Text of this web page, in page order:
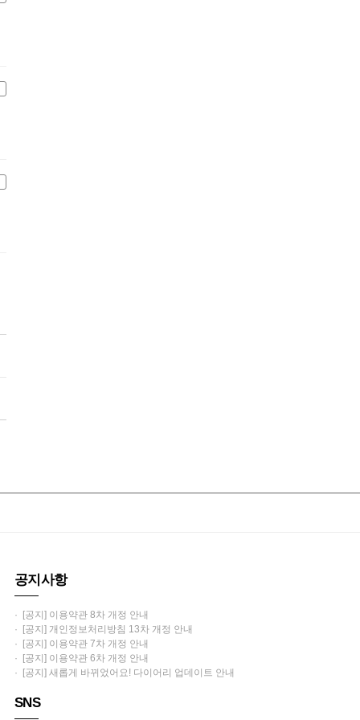
공지사항
· [공지] 이용약관 8차 개정 안내
· [공지] 개인정보처리방침 13차 개정 안내
· [공지] 이용약관 7차 개정 안내
· [공지] 이용약관 6차 개정 안내
· [공지] 새롭게 바뀌었어요! 다이어리 업데이트 안내
SNS